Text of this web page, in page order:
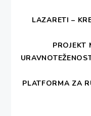
LAZARETI –
PROJEKT
PLATFORMA ZA
DESA -